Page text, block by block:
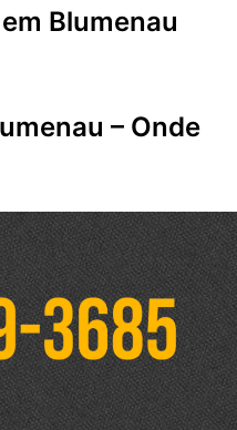
Blumenau
– Onde